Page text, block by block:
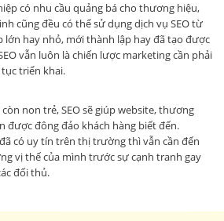
có nhu cầu quảng bá cho thương hiệu,
cũng đều có thể sử dụng dịch vụ SEO từ
lớn hay nhỏ, mới thành lập hay đã tạo được
vẫn luôn là chiến lược marketing cần phải
triển khai.
non trẻ, SEO sẽ giúp website, thương
được đông đảo khách hàng biết đến.
có uy tín trên thị trường thì vẫn cần đến
vị thế của mình trước sự cạnh tranh gay
đối thủ.